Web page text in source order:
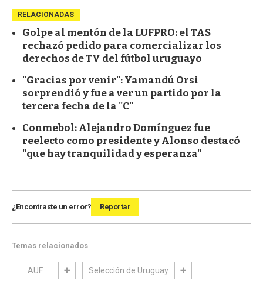
RELACIONADAS
Golpe al mentón de la LUFPRO: el TAS
rechazó pedido para comercializar los
derechos de TV del fútbol uruguayo
"Gracias por venir": Yamandú Orsi
sorprendió y fue a ver un partido por la
tercera fecha de la "C"
Conmebol: Alejandro Domínguez fue
reelecto como presidente y Alonso destacó
"que hay tranquilidad y esperanza"
¿Encontraste un error? Reportar
Temas relacionados
AUF Selección de Uruguay